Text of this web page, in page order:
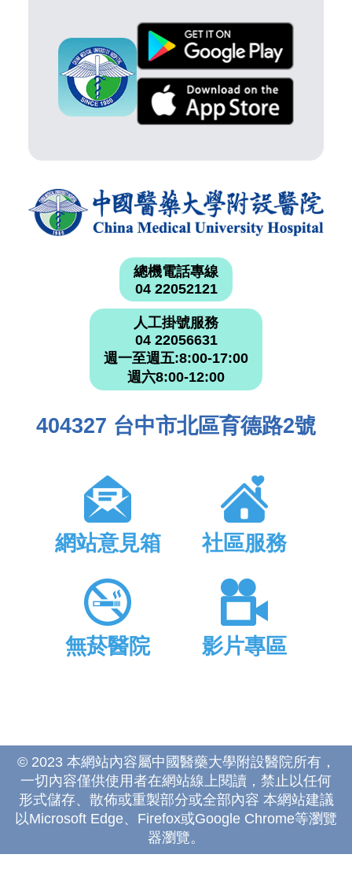
總機電話專線
04 22052121
人工掛號服務
04 22056631
週一至週五:8:00-17:00
週六8:00-12:00
404327 台中市北區育德路2號
網站意見箱 社區服務
無菸醫院 影片專區
© 2023 本網站內容屬中國醫藥大學附設醫院所有，
一切內容僅供使用者在網站線上閱讀，禁止以任何
形式儲存、散佈或重製部分或全部內容 本網站建議
以Microsoft Edge、Firefox或Google Chrome等瀏覽
器瀏覽。